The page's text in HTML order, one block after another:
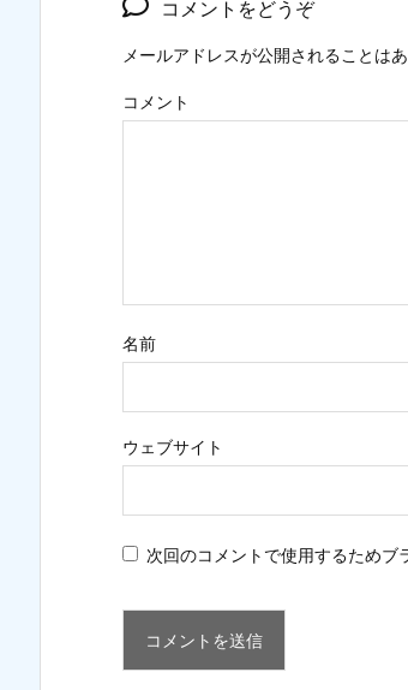
コメントをどうぞ
メールアドレスが公開されることはあ
コメント
名前
ウェブサイト
次回のコメントで使用するためブ